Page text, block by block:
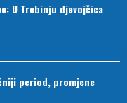
U Trebinju djevojčica
period, promjene